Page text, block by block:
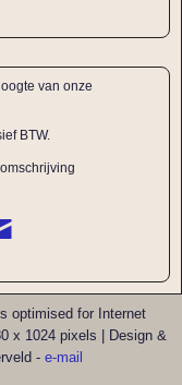
van onze
BTW.
optimised for Internet
x 1024 pixels | Design &
- e-mail